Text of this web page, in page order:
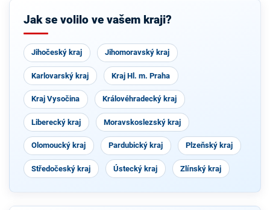
Jak se volilo ve vašem kraji?
Jihočeský kraj Jihomoravský kraj
Karlovarský kraj Kraj Hl. m. Praha
Kraj Vysočina Královéhradecký kraj
Liberecký kraj Moravskoslezský kraj
Olomoucký kraj Pardubický kraj Plzeňský kraj
Středočeský kraj Ústecký kraj Zlínský kraj